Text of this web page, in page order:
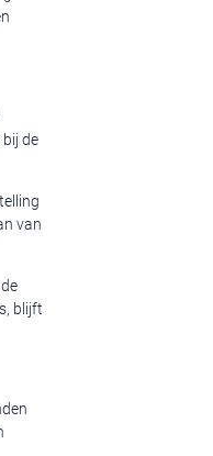
de
van
blijft